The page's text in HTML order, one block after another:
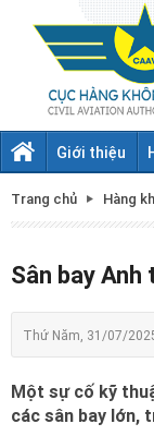
Giới thiệu
Trang chủ Hàng
Sân bay
Thứ Năm, 31/07/
Một sự cố kỹ
các sân bay lớn,